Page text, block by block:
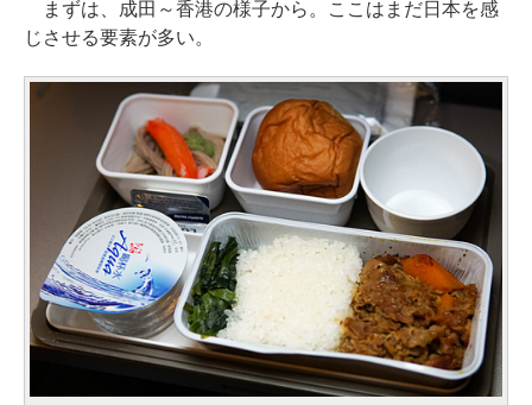
まずは、成田～香港の様子から。ここはまだ日本を感
じさせる要素が多い。